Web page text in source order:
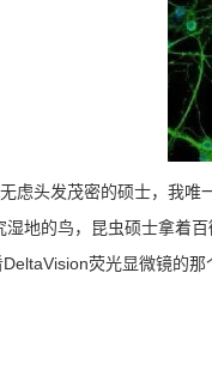
虑头发茂密的硕士，我
地的鸟，昆虫硕士拿着
DeltaVision荧光显微镜的